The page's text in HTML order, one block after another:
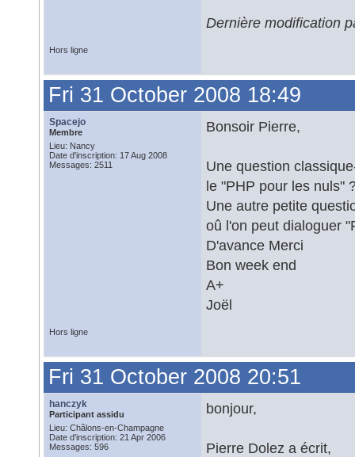
Dernière modification
Hors ligne
Fri 31 October 2008 18:49
Spacejo
Membre
Lieu: Nancy
Date d'inscription: 17 Aug 2008
Messages: 2511
Bonsoir Pierre,
Une question
le "PHP pour les nuls"
Une autre petite
oû l'on peut dialoguer
D'avance Merci
Bon week end
A+
Joël
Hors ligne
Fri 31 October 2008 20:51
hanczyk
Participant assidu
Lieu: Châlons-en-Champagne
Date d'inscription: 21 Apr 2006
Messages: 596
bonjour,
Pierre Dolez a écrit,